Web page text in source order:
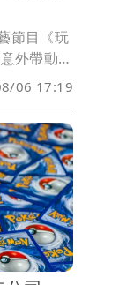
節目《玩
外帶動地
Gumi）
긴 라
不僅
萬次觀
過6倍，
06 17:19